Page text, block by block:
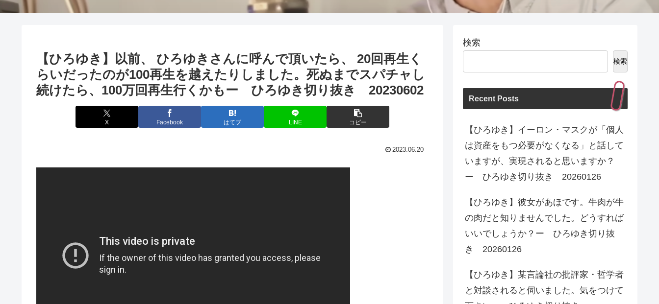
【ひろゆき】以前、 ひろゆきさんに呼んで頂いたら、 20回再生く
らいだったのが100再生を越えたりしました。死ぬまでスパチャし
続けたら、100万回再生行くかもー ひろゆき切り抜き 20230602
X Facebook はてブ LINE コピー
2023.06.20
検索
検索
Recent Posts
【ひろゆき】イーロン・マスクが「個人
は資産をもつ必要がなくなる」と話して
いますが、実現されると思いますか？
ー ひろゆき切り抜き 20260126
【ひろゆき】彼女があほです。牛肉が牛
の肉だと知りませんでした。どうすれば
いいでしょうか？ー ひろゆき切り抜
き 20260126
【ひろゆき】某言論社の批評家・哲学者
と対談されると伺いました。気をつけて